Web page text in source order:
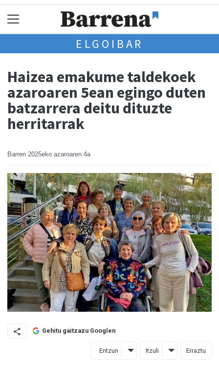
ELGOIBAR
Haizea emakume taldekoek
azaroaren 5ean egingo duten
batzarrera deitu dituzte
herritarrak
Barren 2025eko azaroaren 4a
Gehitu gaitzazu Googlen
Entzun Itzuli Erraztu